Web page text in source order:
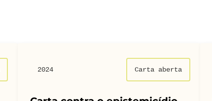
2024 Carta aberta